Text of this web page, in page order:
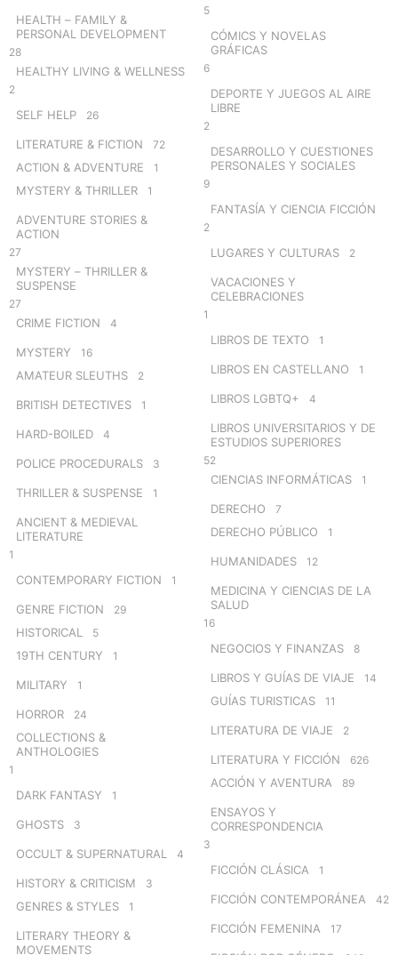
HEALTH – FAMILY &
PERSONAL DEVELOPMENT
28
HEALTHY LIVING & WELLNESS
2
SELF HELP 26
LITERATURE & FICTION 72
ACTION & ADVENTURE 1
MYSTERY & THRILLER 1
ADVENTURE STORIES &
ACTION
27
MYSTERY – THRILLER &
SUSPENSE
27
CRIME FICTION 4
MYSTERY 16
AMATEUR SLEUTHS 2
BRITISH DETECTIVES 1
HARD-BOILED 4
POLICE PROCEDURALS 3
THRILLER & SUSPENSE 1
ANCIENT & MEDIEVAL
LITERATURE
1
CONTEMPORARY FICTION 1
GENRE FICTION 29
HISTORICAL 5
19TH CENTURY 1
MILITARY 1
HORROR 24
COLLECTIONS &
ANTHOLOGIES
1
DARK FANTASY 1
GHOSTS 3
OCCULT & SUPERNATURAL 4
HISTORY & CRITICISM 3
GENRES & STYLES 1
LITERARY THEORY &
MOVEMENTS
5
CÓMICS Y NOVELAS
GRÁFICAS
6
DEPORTE Y JUEGOS AL AIRE
LIBRE
2
DESARROLLO Y CUESTIONES
PERSONALES Y SOCIALES
9
FANTASÍA Y CIENCIA FICCIÓN
2
LUGARES Y CULTURAS 2
VACACIONES Y
CELEBRACIONES
1
LIBROS DE TEXTO 1
LIBROS EN CASTELLANO 1
LIBROS LGBTQ+ 4
LIBROS UNIVERSITARIOS Y DE
ESTUDIOS SUPERIORES
52
CIENCIAS INFORMÁTICAS 1
DERECHO 7
DERECHO PÚBLICO 1
HUMANIDADES 12
MEDICINA Y CIENCIAS DE LA
SALUD
16
NEGOCIOS Y FINANZAS 8
LIBROS Y GUÍAS DE VIAJE 14
GUÍAS TURISTICAS 11
LITERATURA DE VIAJE 2
LITERATURA Y FICCIÓN 626
ACCIÓN Y AVENTURA 89
ENSAYOS Y
CORRESPONDENCIA
3
FICCIÓN CLÁSICA 1
FICCIÓN CONTEMPORÁNEA 42
FICCIÓN FEMENINA 17